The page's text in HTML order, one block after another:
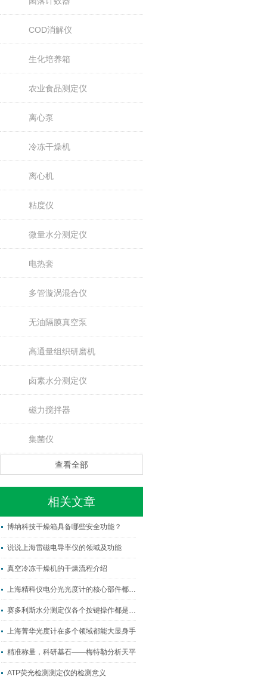
COD消解仪
生化培养箱
农业食品测定仪
离心泵
冷冻干燥机
离心机
粘度仪
微量水分测定仪
电热套
多管漩涡混合仪
无油隔膜真空泵
高通量组织研磨机
卤素水分测定仪
磁力搅拌器
集菌仪
查看全部
相关文章
博纳科技干燥箱具备哪些安全功能？
说说上海雷磁电导率仪的领域及功能
真空冷冻干燥机的干燥流程介绍
上海精科仪电分光光度计的核心部件都有哪些？
赛多利斯水分测定仪各个按键操作都是什么作用？
上海菁华光度计在多个领域都能大显身手
精准称量，科研基石——梅特勒分析天平
ATP荧光检测测定仪的检测意义